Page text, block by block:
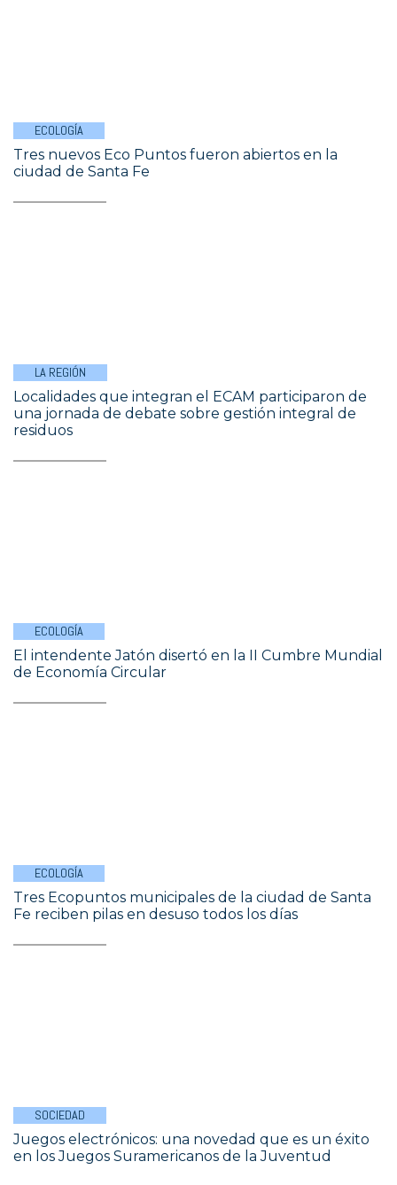
ECOLOGÍA
Tres nuevos Eco Puntos fueron abiertos en la
ciudad de Santa Fe
LA REGIÓN
Localidades que integran el ECAM participaron de
una jornada de debate sobre gestión integral de
residuos
ECOLOGÍA
El intendente Jatón disertó en la II Cumbre Mundial
de Economía Circular
ECOLOGÍA
Tres Ecopuntos municipales de la ciudad de Santa
Fe reciben pilas en desuso todos los días
SOCIEDAD
Juegos electrónicos: una novedad que es un éxito
en los Juegos Suramericanos de la Juventud